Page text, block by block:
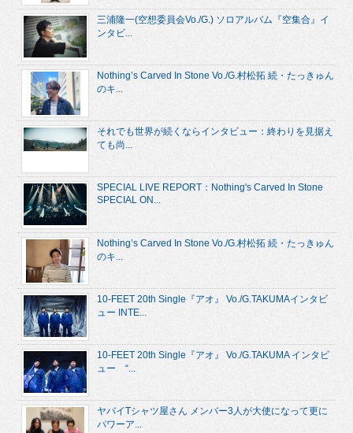
三浦隆一(空想委員会Vo./G.) ソロアルバム『空集合』イ
ンタビ...
Nothing’s Carved In Stone Vo./G.村松拓 続・たっきゅん
のキ...
それでも世界が続くならインタビュー：終わりを見据え
ても尚...
SPECIAL LIVE REPORT：Nothing's Carved In Stone
SPECIAL ON...
Nothing’s Carved In Stone Vo./G.村松拓 続・たっきゅん
のキ...
10-FEET 20th Single『アオ』 Vo./G.TAKUMAインタビ
ュー INTE...
10-FEET 20th Single『アオ』 Vo./G.TAKUMA インタビ
ュー “...
ヤバイTシャツ屋さん メンバー3人が大使になって更に
パワーア...